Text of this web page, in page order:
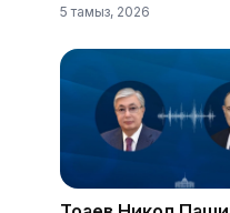
5 тамыз, 2026